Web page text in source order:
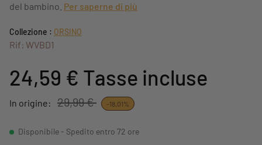
del bambino. Per saperne di più
Collezione : ORSINO
Rif: WVBD1
24,59 € Tasse incluse
In origine: 29,99 € -18,01%
Disponibile - Spedito entro 72 ore